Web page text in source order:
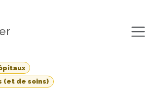
(et de soins)